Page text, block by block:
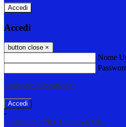
Accedi
Accedi
button close ×
Nome
Password dimenticata?
-
Entra con SPID Entra con CIE